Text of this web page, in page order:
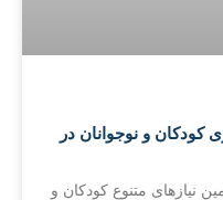
کودکان و نوجوانان در
نیازهای متنوع کودکان و